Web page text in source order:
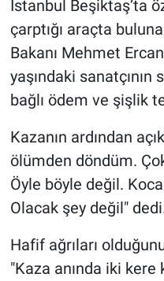
İstanbul Beşiktaş’ta
çarptığı araçta
Bakanı Mehmet
yaşındaki
bağlı ödem ve şişlik
Kazanın ardından
ölümden döndüm.
Öyle böyle değil.
Olacak şey değil"
Hafif ağrıları
"Kaza anında iki kere
Gündem Özel
Günün görüntüsü
İlan
Kimdir
Koronavirüs
Kültür Sanat